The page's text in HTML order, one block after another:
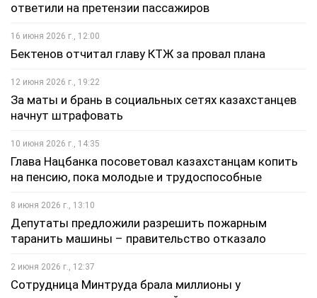
ответили на претензии пассажиров
16 июня 2026 г., 12:00
Бектенов отчитал главу КТЖ за провал плана
12 июня 2026 г., 19:22
За маты и брань в социальных сетях казахстанцев
начнут штрафовать
10 июня 2026 г., 14:35
Глава Нацбанка посоветовал казахстанцам копить
на пенсию, пока молодые и трудоспособные
8 июня 2026 г., 13:10
Депутаты предложили разрешить пожарным
таранить машины – правительство отказало
2 июня 2026 г., 12:37
Сотрудница Минтруда брала миллионы у